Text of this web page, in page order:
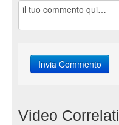
Video Correlati